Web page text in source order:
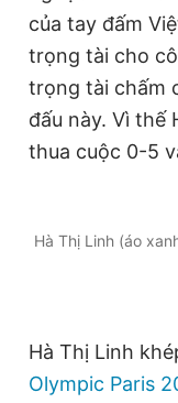
của tay đấm
trọng tài cho
trọng tài chấm
đấu này. Vì thế
thua cuộc 0-5
Hà Thị Linh (áo
Hà Thị Linh
Olympic Paris